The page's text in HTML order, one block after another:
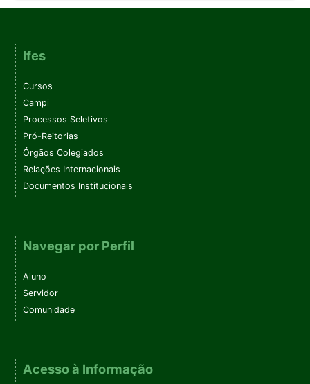
Ifes
Cursos
Campi
Processos Seletivos
Pró-Reitorias
Órgãos Colegiados
Relações Internacionais
Documentos Institucionais
Navegar por Perfil
Aluno
Servidor
Comunidade
Acesso à Informação